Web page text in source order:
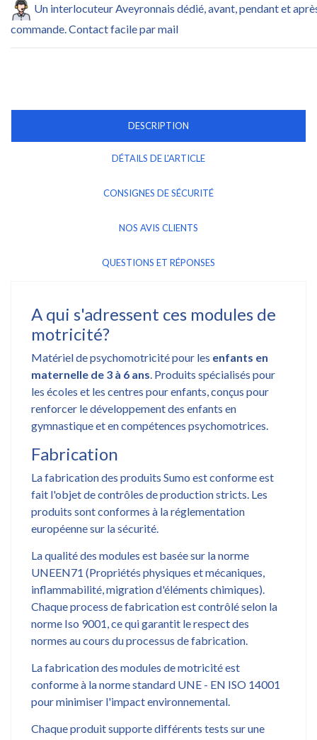
Un interlocuteur Aveyronnais dédié, avant, pendant et
commande. Contact facile par mail
DESCRIPTION
DÉTAILS DE L'ARTICLE
CONSIGNES DE SÉCURITÉ
NOS AVIS CLIENTS
QUESTIONS ET RÉPONSES
A qui s'adressent ces modules de
motricité?
Matériel de psychomotricité pour les enfants en
maternelle de 3 à 6 ans. Produits spécialisés pour
les écoles et les centres pour enfants, conçus pour
renforcer le développement des enfants en
gymnastique et en compétences psychomotrices.
Fabrication
La fabrication des produits Sumo est conforme est
fait l'objet de contrôles de production stricts. Les
produits sont conformes à la réglementation
européenne sur la sécurité.
La qualité des modules est basée sur la norme
UNEEN71 (Propriétés physiques et mécaniques,
inflammabilité, migration d'éléments chimiques).
Chaque process de fabrication est contrôlé selon la
norme Iso 9001, ce qui garantit le respect des
normes au cours du processus de fabrication.
La fabrication des modules de motricité est
conforme à la norme standard UNE - EN ISO 14001
pour minimiser l'impact environnemental.
Chaque produit supporte différents tests sur une